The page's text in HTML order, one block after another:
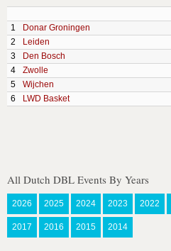
1
Donar Groningen
2
Leiden
3
Den Bosch
4
Zwolle
5
Wijchen
6
LWD Basket
All Dutch DBL Events By Years
2026 2025 2024 2023 2022
2017 2016 2015 2014